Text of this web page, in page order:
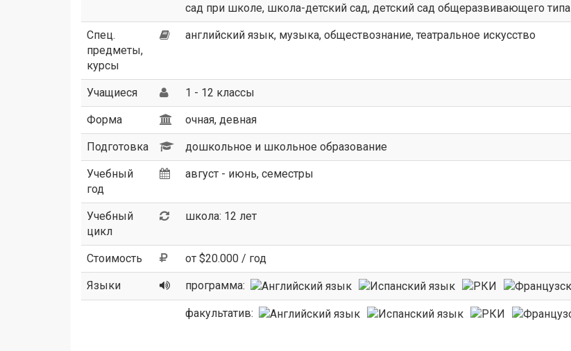
сад при школе, школа-детский сад, детский сад общеразвивающего типа
Спец.
предметы,
курсы
английский язык, музыка, обществознание, театральное искусство
Учащиеся 1 - 12 классы
Форма очная, девная
Подготовка дошкольное и школьное образование
Учебный
год
август - июнь, семестры
Учебный
цикл
школа: 12 лет
Стоимость от $20.000 / год
Языки программа:
факультатив: